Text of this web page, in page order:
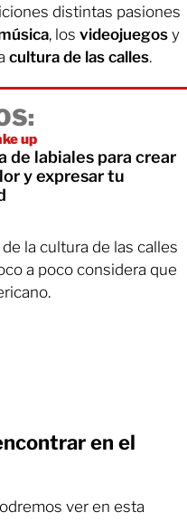
distintas pasiones
, los videojuegos y
cultura de las calles.
up
de labiales para crear
y expresar tu
la cultura de las calles
a poco considera que
en el
ver en esta